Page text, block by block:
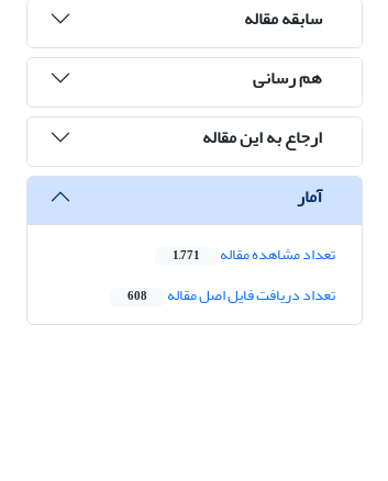
سابقه مقاله
هم رسانی
ارجاع به این مقاله
آمار
تعداد مشاهده مقاله 1,771
تعداد دریافت فایل اصل مقاله 608